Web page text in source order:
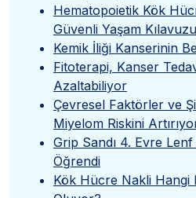
Hematopoietik Kök
Güvenli Yaşam Kılavuzu
Kemik İliği Kanserinin
Fitoterapi, Kanser
Azaltabiliyor
Çevresel Faktörler ve
Miyelom Riskini
Grip Sandı 4. Evre
Öğrendi
Kök Hücre Nakli Hangi